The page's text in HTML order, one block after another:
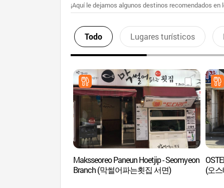
¡Aquí le dejamos algunos destinos recomendados
Todo Lugares turísticos
Maksseoreo Paneun Hoetjip - Seomyeon
Branch (막썰어파는횟집 서면)
(오